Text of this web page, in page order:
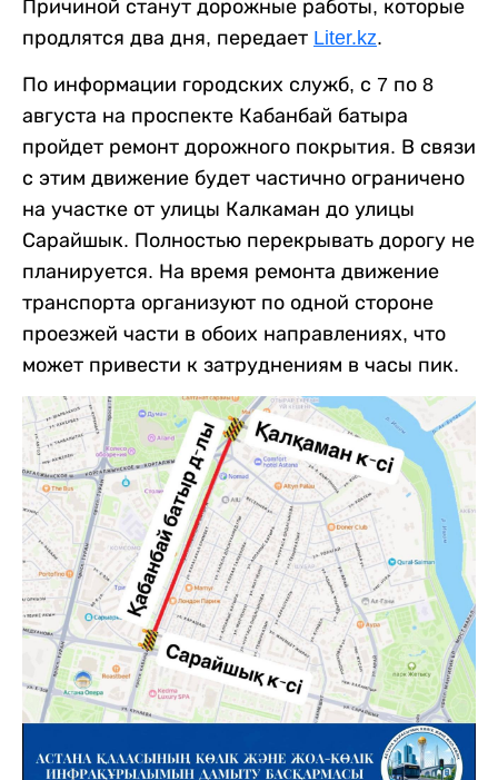
Причиной станут дорожные работы, которые
продлятся два дня, передает Liter.kz.
По информации городских служб, с 7 по 8
августа на проспекте Кабанбай батыра
пройдет ремонт дорожного покрытия. В связи
с этим движение будет частично ограничено
на участке от улицы Калкаман до улицы
Сарайшык. Полностью перекрывать дорогу не
планируется. На время ремонта движение
транспорта организуют по одной стороне
проезжей части в обоих направлениях, что
может привести к затруднениям в часы пик.